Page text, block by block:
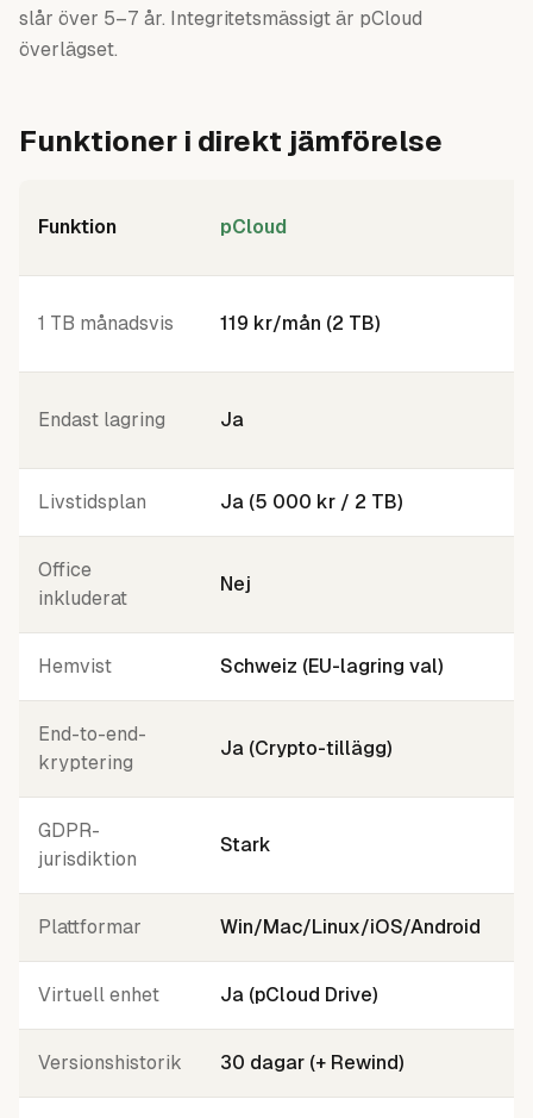
slår över 5–7 år. Integritetsmässigt är pCloud
överlägset.
Funktioner i direkt jämförelse
Funktion pCloud
1 TB månadsvis 119 kr/mån (2 TB)
Endast lagring Ja
Livstidsplan Ja (5 000 kr / 2 TB)
Office
inkluderat
Nej
Hemvist Schweiz (EU-lagring val)
End-to-end-
kryptering
Ja (Crypto-tillägg)
GDPR-
jurisdiktion
Stark
Plattformar Win/Mac/Linux/iOS/Android
Virtuell enhet Ja (pCloud Drive)
Versionshistorik 30 dagar (+ Rewind)